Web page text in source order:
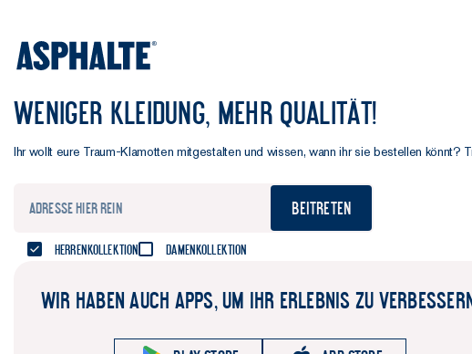
WENIGER KLEIDUNG, MEHR QUALITÄT!
Ihr wollt eure Traum-Klamotten mitgestalten und wissen, wann ihr sie bestellen könnt?
Beitreten
Herrenkollektion Damenkollektion
WIR HABEN AUCH APPS, UM IHR ERLEBNIS ZU